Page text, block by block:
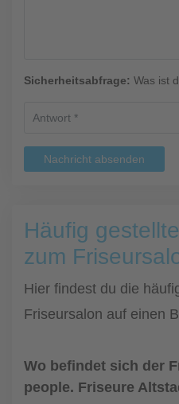
Sicherheitsabfrage: Was ist
Nachricht absenden
Häufig
zum
Hier findest du die
Friseursalon auf einen
Wo befindet sich der
people. Friseure